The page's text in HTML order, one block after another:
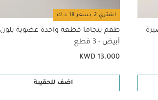
اشتري 2 بسعر 18 د.ك
طقم بيجاما قطعة واحدة عضوية بلون
أبيض - 3 قطع
KWD 13.000
اضف للحقيبة